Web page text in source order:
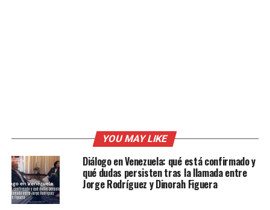
YOU MAY LIKE
Diálogo en Venezuela: qué está confirmado y
qué dudas persisten tras la llamada entre
Jorge Rodríguez y Dinorah Figuera